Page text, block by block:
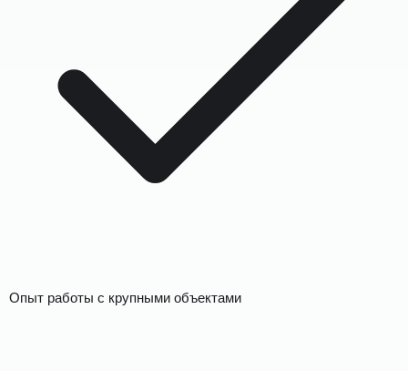
Опыт работы с крупными объектами